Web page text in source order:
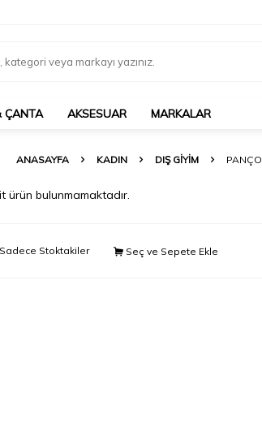
ÇANTA AKSESUAR MARKALAR
ANASAYFA KADIN DIŞ GIYIM PANÇO
ürün bulunmamaktadır.
Sadece Stoktakiler Seç ve Sepete Ekle